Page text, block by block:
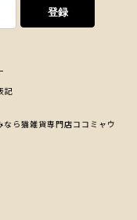
登録
記
ら猫雑貨専⾨店ココミャウ